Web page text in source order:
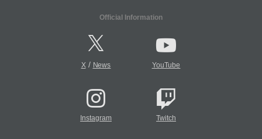
Official Information
X/ News YouTube
Instagram Twitch